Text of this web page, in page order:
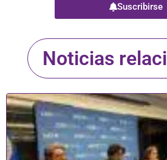
Suscribirse
Noticias